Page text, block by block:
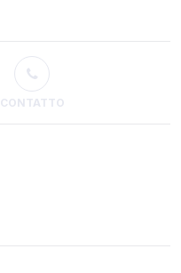
CONTATTO